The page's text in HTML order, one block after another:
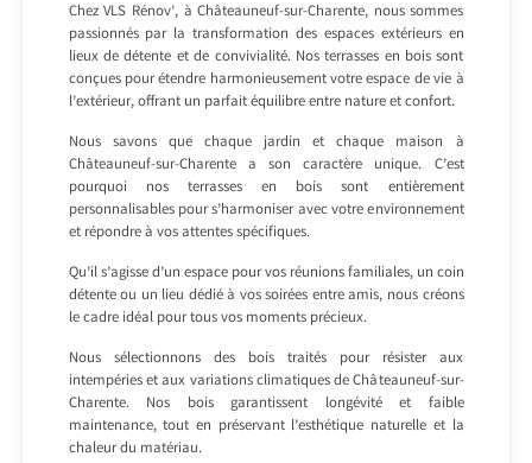
Chez VLS Rénov’, à Châteauneuf-sur-Charente, nous sommes
passionnés par la transformation des espaces extérieurs en
lieux de détente et de convivialité. Nos terrasses en bois sont
conçues pour étendre harmonieusement votre espace de vie à
l’extérieur, offrant un parfait équilibre entre nature et confort.
Nous savons que chaque jardin et chaque maison à
Châteauneuf-sur-Charente a son caractère unique. C’est
pourquoi nos terrasses en bois sont entièrement
personnalisables pour s’harmoniser avec votre environnement
et répondre à vos attentes spécifiques.
Qu’il s’agisse d’un espace pour vos réunions familiales, un coin
détente ou un lieu dédié à vos soirées entre amis, nous créons
le cadre idéal pour tous vos moments précieux.
Nous sélectionnons des bois traités pour résister aux
intempéries et aux variations climatiques de Châteauneuf-sur-
Charente. Nos bois garantissent longévité et faible
maintenance, tout en préservant l’esthétique naturelle et la
chaleur du matériau.